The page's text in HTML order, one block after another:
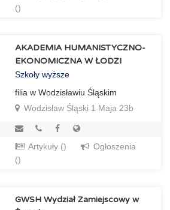
()
AKADEMIA HUMANISTYCZNO-
EKONOMICZNA W ŁODZI
Szkoły wyższe
filia w Wodzisławiu Śląskim
Wodzisław Śląski 1 Maja 23b
Artykuły ()
Ogłoszenia
()
GWSH Wydział Zamiejscowy w